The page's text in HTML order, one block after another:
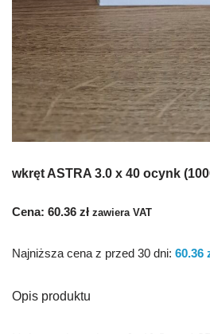
wkręt ASTRA 3.0 x 40 ocynk
Cena: 60.36 zł zawiera VAT
Najniższa cena z przed 30 dni: 60.36
Opis produktu